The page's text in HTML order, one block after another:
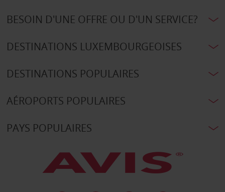
BESOIN D'UNE OFFRE OU D'UN SERVICE?
DESTINATIONS LUXEMBOURGEOISES
DESTINATIONS POPULAIRES
AÉROPORTS POPULAIRES
PAYS POPULAIRES